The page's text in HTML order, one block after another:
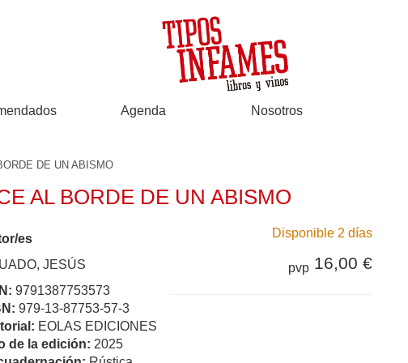
Agenda Nosotros
DE UN ABISMO
AL BORDE DE UN ABISMO
es
JESÚS
9791387753573
979-13-87753-57-3
EOLAS EDICIONES
de la edición: 2025
Disponible 2 días
pvp 16,00 €